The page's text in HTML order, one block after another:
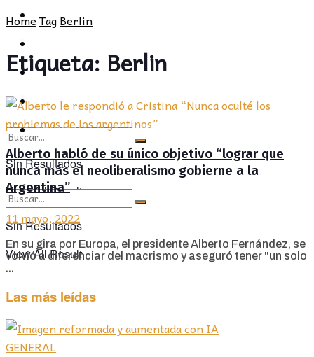
POLÍTICA
CULTURA
Sin Resultados
View All Result
PROVINCIA
SOCIEDAD
CULTURA
OPINIÓN
Sin Resultados
View All Result
HomeTagBerlin
Etiqueta: Berlin
Alberto habló de su único objetivo “lograr que
nunca más el neoliberalismo gobierne a la
Argentina”
11 mayo, 2022
En su gira por Europa, el presidente Alberto Fernández, se
volvió a diferenciar del macrismo y aseguró tener "un solo
...
Las más leídas
GENERAL